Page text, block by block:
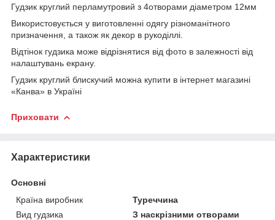
Гудзик круглий перламутровий з 4отворами діаметром 12мм
Використовується у виготовленні одягу різноманітного
призначення, а також як декор в рукоділлі.
Відтінок гудзика може відрізнятися від фото в залежності від
налаштувань екрану.
Гудзик круглий блискучий можна купити в інтернет магазині
«Канва» в Україні
Приховати
Характеристики
Основні
Країна виробник
Туреччина
Вид гудзика
З наскрізними отворами